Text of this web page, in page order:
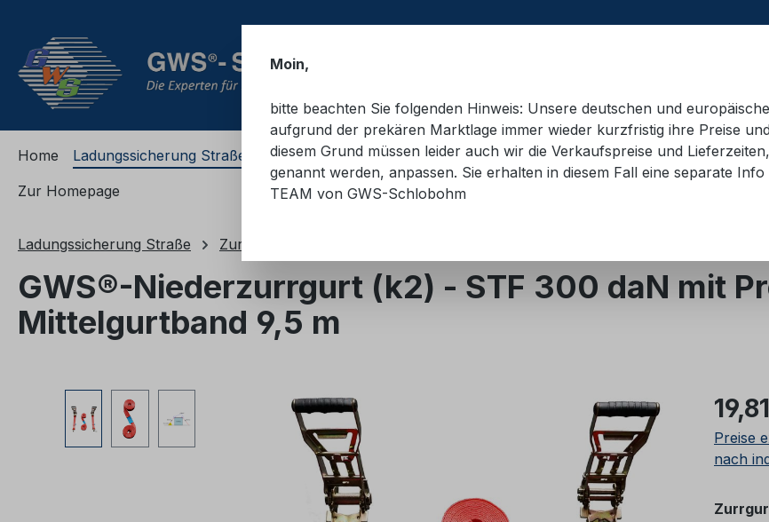
Home Ladungssicherung Straße Ladungssicherung Container Schulungsmaterial Hebetechnik
Zur Homepage
Ladungssicherung Straße Zurrgurte
GWS®-Niederzurrgurt (k2) - STF 300 daN mit
Mittelgurtband 9,5 m
Bildergalerie überspringen
Preise
nach
Moin,
bitte beachten Sie folgenden Hinweis: Unsere deutschen und
aufgrund der prekären Marktlage immer wieder kurzfristig ihre Preise
diesem Grund müssen leider auch wir die Verkaufspreise und
genannt werden, anpassen. Sie erhalten in diesem Fall eine separate
TEAM von GWS-Schlobohm